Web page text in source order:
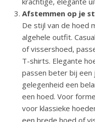
Afstemmen op je
De stijl van de hoed
algehele outfit.
of vissershoed,
T-shirts. Elegante
passen beter bij een
gelegenheid een
een hoed. Voor
voor klassieke
een brede hoed of